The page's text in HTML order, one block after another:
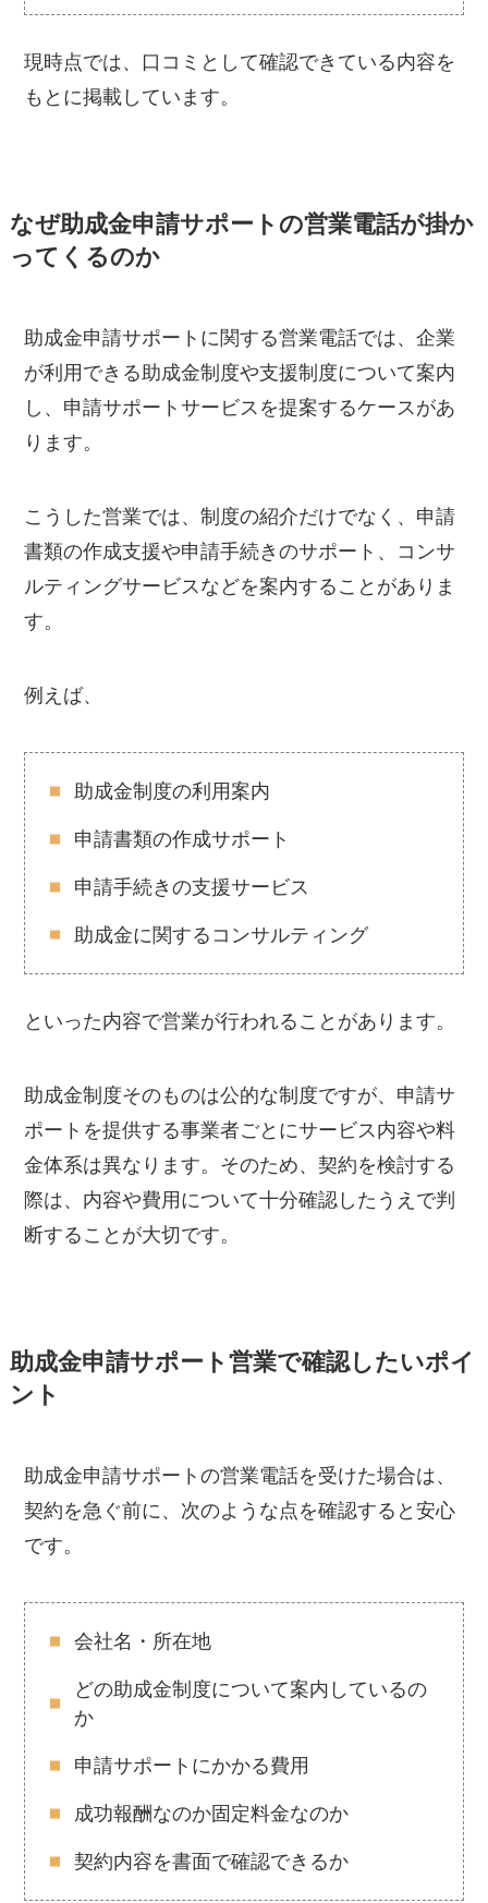
現時点では、口コミとして確認できている内容を
もとに掲載しています。
なぜ助成金申請サポートの営業電話が掛か
ってくるのか
助成金申請サポートに関する営業電話では、企業
が利用できる助成金制度や支援制度について案内
し、申請サポートサービスを提案するケースがあ
ります。
こうした営業では、制度の紹介だけでなく、申請
書類の作成支援や申請手続きのサポート、コンサ
ルティングサービスなどを案内することがありま
す。
例えば、
助成金制度の利用案内
申請書類の作成サポート
申請手続きの支援サービス
助成金に関するコンサルティング
といった内容で営業が行われることがあります。
助成金制度そのものは公的な制度ですが、申請サ
ポートを提供する事業者ごとにサービス内容や料
金体系は異なります。そのため、契約を検討する
際は、内容や費用について十分確認したうえで判
断することが大切です。
助成金申請サポート営業で確認したいポイ
ント
助成金申請サポートの営業電話を受けた場合は、
契約を急ぐ前に、次のような点を確認すると安心
です。
会社名・所在地
どの助成金制度について案内しているの
か
申請サポートにかかる費用
成功報酬なのか固定料金なのか
契約内容を書面で確認できるか